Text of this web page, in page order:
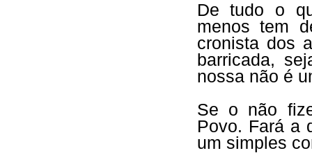
De tudo o
menos tem
cronista dos
barricada,
nossa não é
Se o não
Povo. Fará a
um simples